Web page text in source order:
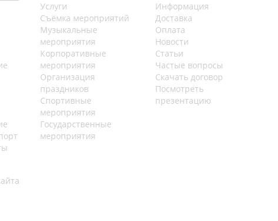
Услуги
Съёмка мероприятий
Музыкальные
мероприятия
Корпоративные
мероприятия
Организация
праздников
Спортивные
мероприятия
Государственные
мероприятия
Информация
Доставка
Оплата
Новости
Статьи
Частые вопросы
Скачать договор
Посмотреть
презентацию